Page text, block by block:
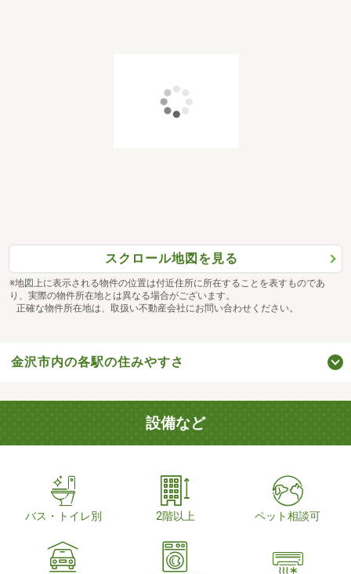
スクロール地図を見る
※地図上に表示される物件の位置は付近住所に所在することを表すものであ
り、実際の物件所在地とは異なる場合がございます。
正確な物件所在地は、取扱い不動産会社にお問い合わせください。
金沢市内の各駅の住みやすさ
設備など
バス・トイレ別 2階以上 ペット相談可